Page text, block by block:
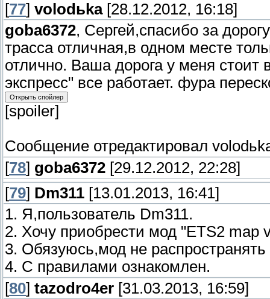
[77] volodьka[28.12.2012, 16:18]
goba6372, Сергей,спасибо за
трасса отличная,в одном месте
отлично. Ваша дорога у меня
экспресс" все работает. фура
[spoiler]
Сообщение отредактировал
[78] goba6372 [29.12.2012, 22:28]
[79] Dm311 [13.01.2013, 16:41]
1. Я,пользователь Dm311.
2. Хочу приобрести мод "ETS2 map
3. Обязуюсь,мод не
4. С правилами ознакомлен.
[80] tazodro4er [31.03.2013, 16:59]